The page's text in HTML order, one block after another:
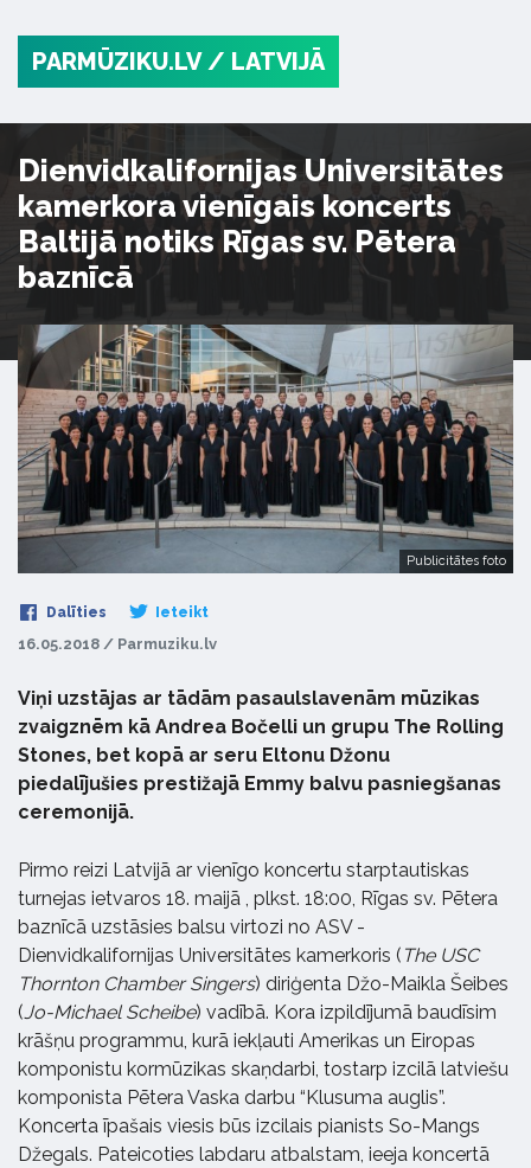
PARMŪZIKU.LV / LATVIJĀ
Dienvidkalifornijas Universitātes
kamerkora vienīgais koncerts
Baltijā notiks Rīgas sv. Pētera
baznīcā
Publicitātes foto
Dalīties Ieteikt
16.05.2018 / Parmuziku.lv
Viņi uzstājas ar tādām pasaulslavenām mūzikas
zvaigznēm kā Andrea Bočelli un grupu The Rolling
Stones, bet kopā ar seru Eltonu Džonu
piedalījušies prestižajā Emmy balvu pasniegšanas
ceremonijā.
Pirmo reizi Latvijā ar vienīgo koncertu starptautiskas
turnejas ietvaros 18. maijā , plkst. 18:00, Rīgas sv. Pētera
baznīcā uzstāsies balsu virtozi no ASV-
Dienvidkalifornijas Universitātes kamerkoris ( The USC
Thornton Chamber Singers) diriģenta Džo-Maikla Šeibes
(Jo-Michael Scheibe) vadībā. Kora izpildījumā baudīsim
krāšņu programmu, kurā iekļauti Amerikas un Eiropas
komponistu kormūzikas skaņdarbi, tostarp izcilā latviešu
komponista Pētera Vaska darbu “Klusuma auglis”.
Koncerta īpašais viesis būs izcilais pianists So-Mangs
Džegals. Pateicoties labdaru atbalstam, ieeja koncertā